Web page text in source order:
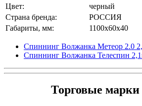
Цвет:
черный
Страна бренда:
РОССИЯ
Габариты, мм:
1100x60x40
Спиннинг Волжанка Метеор 2.0
Спиннинг Волжанка Телеспин
Торговые марки